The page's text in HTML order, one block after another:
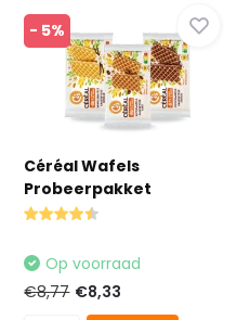
- 5%
Céréal Wafels
Probeerpakket
Op voorraad
€8,77 €8,33